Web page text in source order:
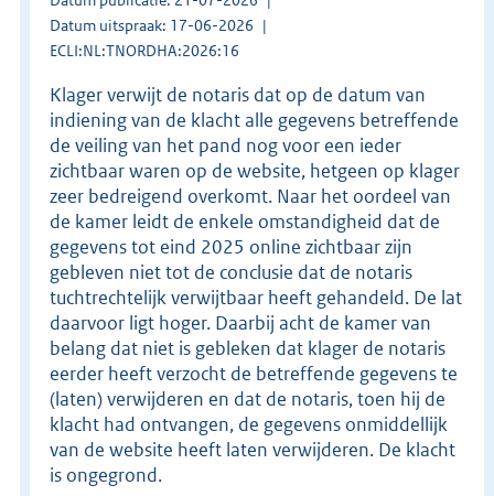
Datum uitspraak: 17-06-2026
ECLI:NL:TNORDHA:2026:16
Klager verwijt de notaris dat op de datum van
indiening van de klacht alle gegevens betreffende
de veiling van het pand nog voor een ieder
zichtbaar waren op de website, hetgeen op klager
zeer bedreigend overkomt. Naar het oordeel van
de kamer leidt de enkele omstandigheid dat de
gegevens tot eind 2025 online zichtbaar zijn
gebleven niet tot de conclusie dat de notaris
tuchtrechtelijk verwijtbaar heeft gehandeld. De lat
daarvoor ligt hoger. Daarbij acht de kamer van
belang dat niet is gebleken dat klager de notaris
eerder heeft verzocht de betreffende gegevens te
(laten) verwijderen en dat de notaris, toen hij de
klacht had ontvangen, de gegevens onmiddellijk
van de website heeft laten verwijderen. De klacht
is ongegrond.